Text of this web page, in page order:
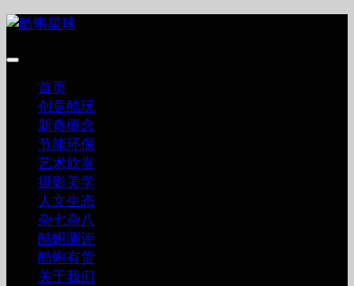
跳
内
首页
创意酷玩
新奇概念
节能环保
艺术欣赏
摄影美学
人文生态
杂七杂八
酷蝌测评
酷蝌有货
关于我们